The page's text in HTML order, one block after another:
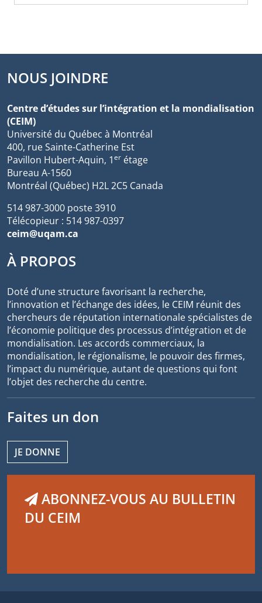
NOUS JOINDRE
Centre d’études sur l’intégration et la mondialisation
(CEIM)
Université du Québec à Montréal
400, rue Sainte-Catherine Est
Pavillon Hubert-Aquin, 1er étage
Bureau A-1560
Montréal (Québec) H2L 2C5 Canada
514 987-3000 poste 3910
Télécopieur : 514 987-0397
ceim@uqam.ca
À PROPOS
Doté d’une structure favorisant la recherche,
l’innovation et l’échange des idées, le CEIM réunit des
chercheurs de réputation internationale spécialistes de
l’économie politique des processus d’intégration et de
mondialisation. Les accords commerciaux, la
mondialisation, le régionalisme, le pouvoir des firmes,
l’impact du numérique, autant de questions qui font
l’objet des recherche du centre.
Faites un don
JE DONNE
ABONNEZ-VOUS AU BULLETIN
DU CEIM